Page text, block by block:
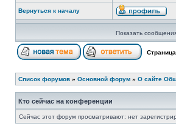
Вернуться к началу
Показать
Страница
Список форумов » Основной форум » О сайте
Кто сейчас на конференции
Сейчас этот форум просматривают: нет